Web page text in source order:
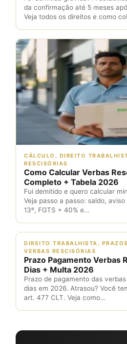
da confirmação até 5 meses
Veja todos os direitos e como
CÁLCULO, DIREITO
RESCISÓRIAS
Como Calcular Verbas
Completo + Tabela 2026
Fui demitido e quero calcular
Veja passo a passo: saldo,
13º, FGTS + 40% e…
DIREITO TRABALHISTA,
VERBAS RESCISÓRIAS
Prazo Pagamento Verbas
Dias + Multa 2026
Prazo de pagamento das
dias em 2026. Atrasou? Você
art. 477 CLT. Veja como…